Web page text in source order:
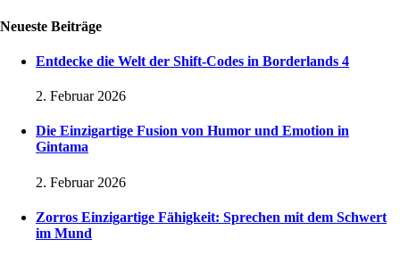
Neueste Beiträge
Entdecke die Welt der Shift-Codes in Borderlands 4
2. Februar 2026
Die Einzigartige Fusion von Humor und Emotion in
Gintama
2. Februar 2026
Zorros Einzigartige Fähigkeit: Sprechen mit dem Schwert
im Mund